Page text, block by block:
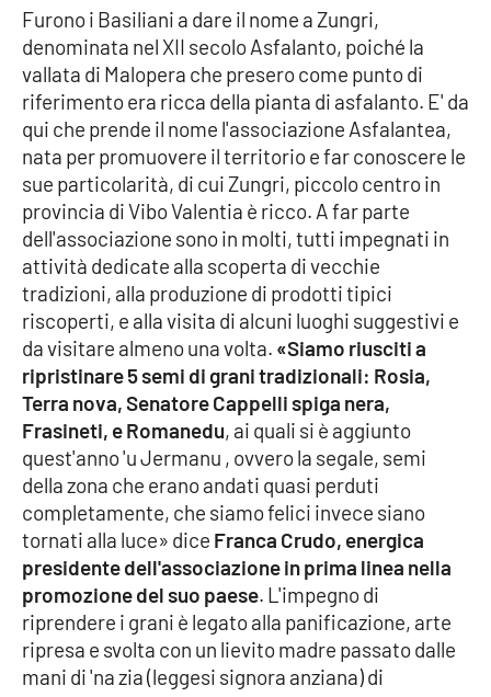
Venti di comunicazione
STREAMING
LaC TV
LaC Network
LaC OnAir
EDIZIONI
LOCALI
Catanzaro
Crotone
Vibo Valentia
Reggio Calabria
Cosenza
Lamezia Terme
Furono i Basiliani a dare il nome a Zungri,
denominata nel XII secolo Asfalanto, poiché la
vallata di Malopera che presero come punto di
riferimento era ricca della pianta di asfalanto. E' da
qui che prende il nome l'associazione Asfalantea,
nata per promuovere il territorio e far conoscere le
sue particolarità, di cui Zungri, piccolo centro in
provincia di Vibo Valentia è ricco. A far parte
dell'associazione sono in molti, tutti impegnati in
attività dedicate alla scoperta di vecchie
tradizioni, alla produzione di prodotti tipici
riscoperti, e alla visita di alcuni luoghi suggestivi e
da visitare almeno una volta. «Siamo riusciti a
ripristinare 5 semi di grani tradizionali: Rosia,
Terra nova, Senatore Cappelli spiga nera,
Frasineti, e Romanedu, ai quali si è aggiunto
quest'anno 'u Jermanu , ovvero la segale, semi
della zona che erano andati quasi perduti
completamente, che siamo felici invece siano
tornati alla luce» dice Franca Crudo, energica
presidente dell'associazione in prima linea nella
promozione del suo paese. L'impegno di
riprendere i grani è legato alla panificazione, arte
ripresa e svolta con un lievito madre passato dalle
mani di 'na zia (leggesi signora anziana) di